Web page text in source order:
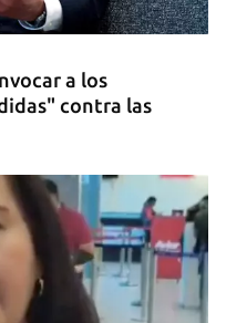
a los
contra las